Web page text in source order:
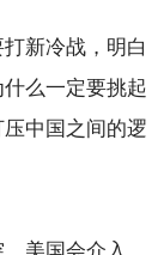
新冷战，明白
么一定要挑起
中国之间的逻